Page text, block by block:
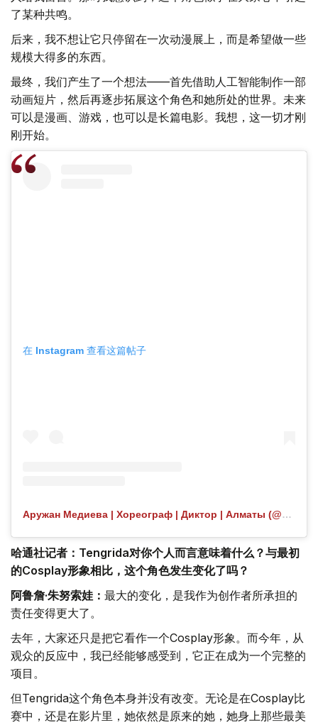
了某种共鸣。
后来，我不想让它只停留在一次动漫展上，而是希望做一些
规模大得多的东西。
最终，我们产生了一个想法——首先借助人工智能制作一部
动画短片，然后再逐步拓展这个角色和她所处的世界。未来
可以是漫画、游戏，也可以是长篇电影。我想，这一切才刚
刚开始。
在 Instagram 查看这篇帖子
Аружан Медиева | Хореограф | Диктор | Алматы (@aruvibezz) 分享的帖子
哈通社记者：Tengrida对你个人而言意味着什么？与最初
的Cosplay形象相比，这个角色发生变化了吗？
阿鲁詹·朱努索娃： 最大的变化，是我作为创作者所承担的
责任变得更大了。
去年，大家还只是把它看作一个Cosplay形象。而今年，从
观众的反应中，我已经能够感受到，它正在成为一个完整的
项目。
但Tengrida这个角色本身并没有改变。无论是在Cosplay比
赛中，还是在影片里，她依然是原来的她，她身上那些最美